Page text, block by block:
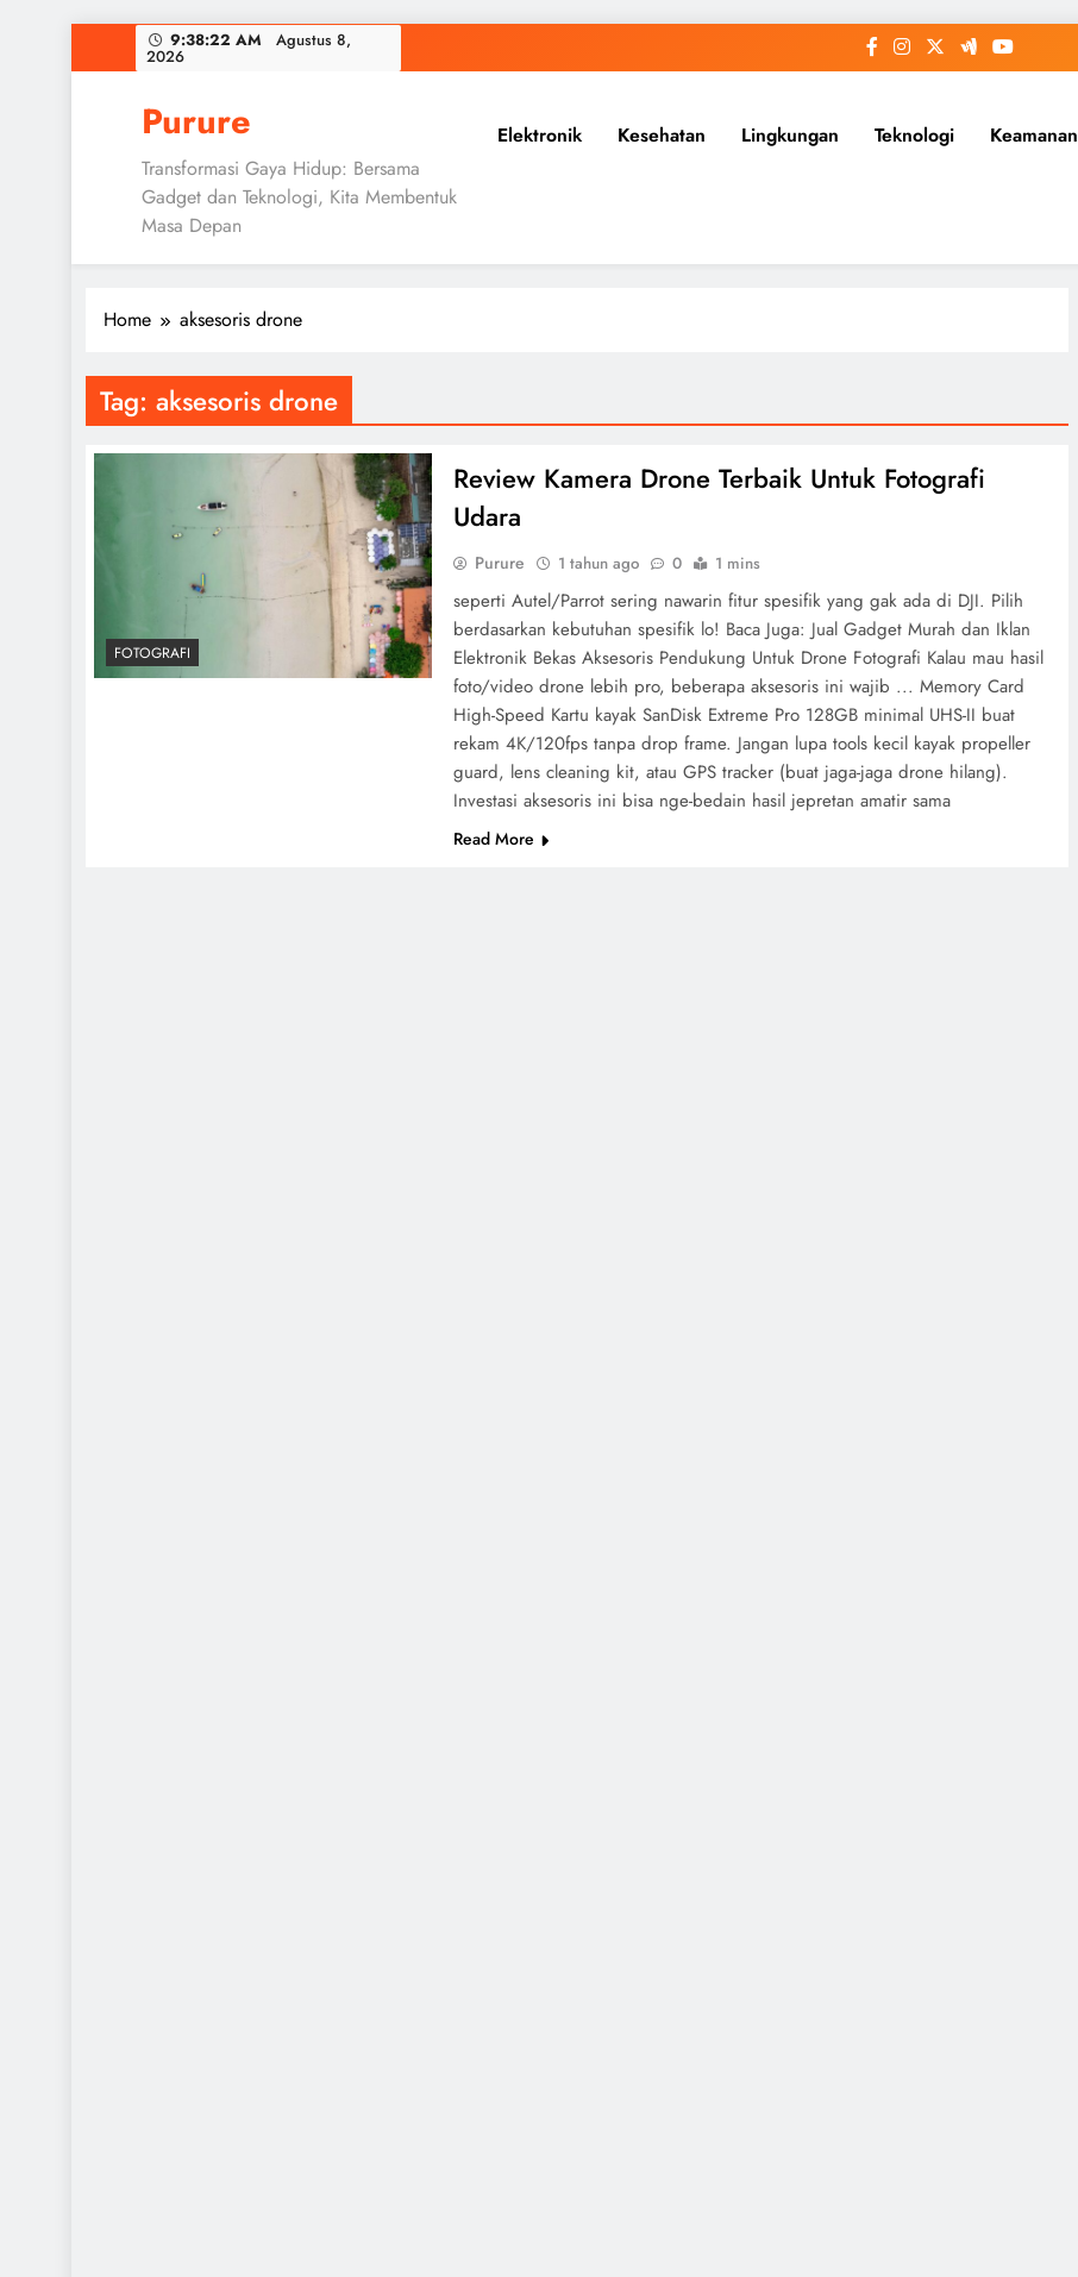
to
9:38:23 AM Agustus 8,
2026
Purure
Transformasi Gaya Hidup: Bersama
Gadget dan Teknologi, Kita Membentuk
Masa Depan
Elektronik Kesehatan Lingkungan Teknologi Keamanan
Home aksesoris drone
Tag: aksesoris drone
FOTOGRAFI
Review Kamera Drone Terbaik Untuk Fotografi
Udara
Purure 1 tahun ago 0 1 mins
seperti Autel/Parrot sering nawarin fitur spesifik yang gak ada di DJI. Pilih
berdasarkan kebutuhan spesifik lo! Baca Juga: Jual Gadget Murah dan Iklan
Elektronik Bekas Aksesoris Pendukung Untuk Drone Fotografi Kalau mau hasil
foto/video drone lebih pro, beberapa aksesoris ini wajib ... Memory Card
High-Speed Kartu kayak SanDisk Extreme Pro 128GB minimal UHS-II buat
rekam 4K/120fps tanpa drop frame. Jangan lupa tools kecil kayak propeller
guard, lens cleaning kit, atau GPS tracker (buat jaga-jaga drone hilang).
Investasi aksesoris ini bisa nge-bedain hasil jepretan amatir sama
Read More